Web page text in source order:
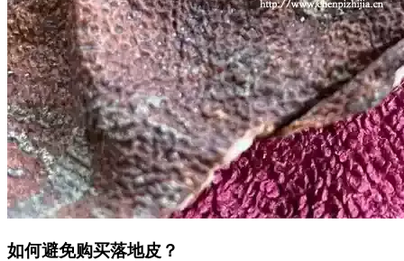
如何避免购买落地皮？